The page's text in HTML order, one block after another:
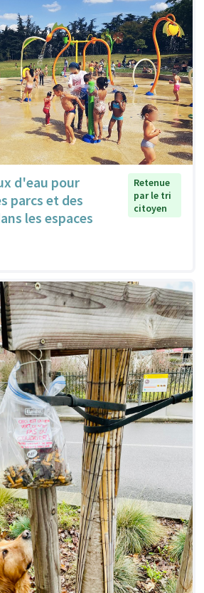
d'eau pour
parcs et des
les espaces
Retenue
par le tri
citoyen